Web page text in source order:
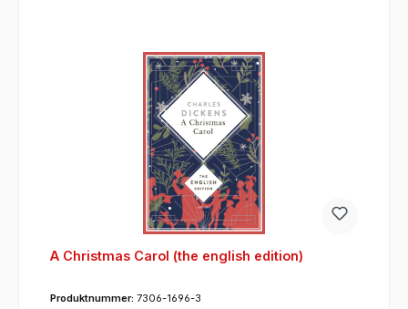
A Christmas Carol (the english edition)
Produktnummer: 7306-1696-3